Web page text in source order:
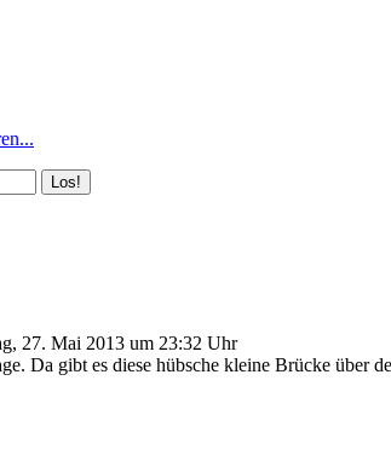
27. Mai 2013 um 23:32 Uhr
Da gibt es diese hübsche kleine Brücke